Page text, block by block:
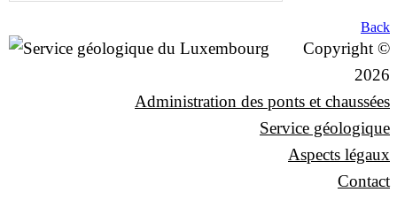
Back
Copyright ©
2026
Administration des ponts et chaussées
Service géologique
Aspects légaux
Contact